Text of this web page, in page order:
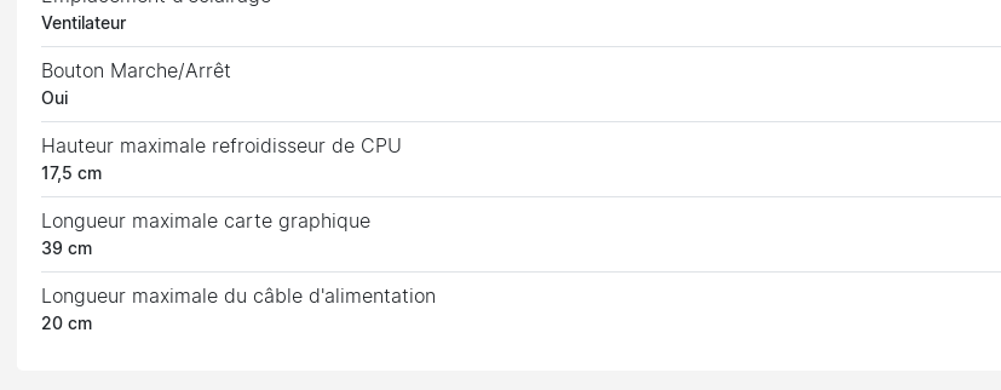
Ventilateur
Bouton Marche/Arrêt
Oui
Hauteur maximale refroidisseur de CPU
17,5 cm
Longueur maximale carte graphique
39 cm
Longueur maximale du câble d'alimentation
20 cm